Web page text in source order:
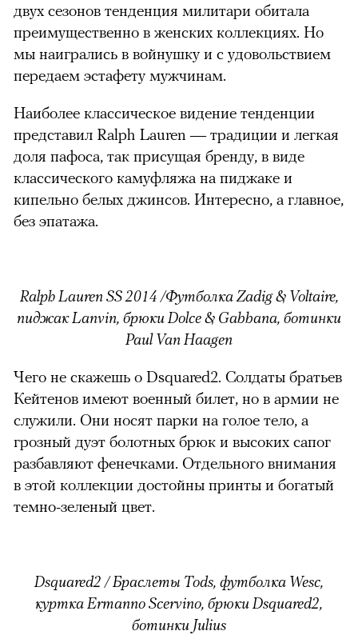
двух сезонов тенденция милитари обитала
преимущественно в женских коллекциях. Но
мы наигрались в войнушку и с удовольствием
передаем эстафету мужчинам.
Наиболее классическое видение тенденции
представил Ralph Lauren — традиции и легкая
доля пафоса, так присущая бренду, в виде
классического камуфляжа на пиджаке и
кипельно белых джинсов. Интересно, а главное,
без эпатажа.
Ralph Lauren SS 2014 /Футболка Zadig & Voltaire,
пиджак Lanvin, брюки Dolce & Gabbana, ботинки
Paul Van Haagen
Чего не скажешь о Dsquared2. Солдаты братьев
Кейтенов имеют военный билет, но в армии не
служили. Они носят парки на голое тело, а
грозный дуэт болотных брюк и высоких сапог
разбавляют фенечками. Отдельного внимания
в этой коллекции достойны принты и богатый
темно-зеленый цвет.
Dsquared2 / Браслеты Tods, футболка Wesc,
куртка Ermanno Scervino, брюки Dsquared2,
ботинки Julius